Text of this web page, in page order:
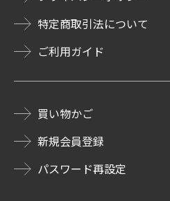
特定商取引法について
ご利用ガイド
買い物かご
新規会員登録
パスワード再設定